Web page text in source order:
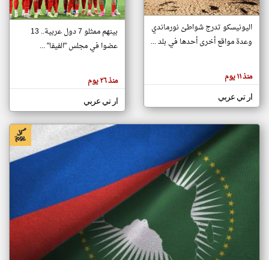
تغيير الدولة
اخبار جزر القمر على مدار الساعة
أهم اخبار جزر القمر العاجلة والمباشرة
هنا عن
وجهة
كاتبيها.
اليونيسكو تدرج شواطئ نورماندي
وعدة مواقع أخرى أحدها في بلد ...
منذ ١١ يوم
ار تي عربي
بينهم ممثلو 7 دول عربية.. 13
عضوا في مجلس "الفيفا" ...
منذ ٢٦ يوم
ار تي عربي
klyoum.com